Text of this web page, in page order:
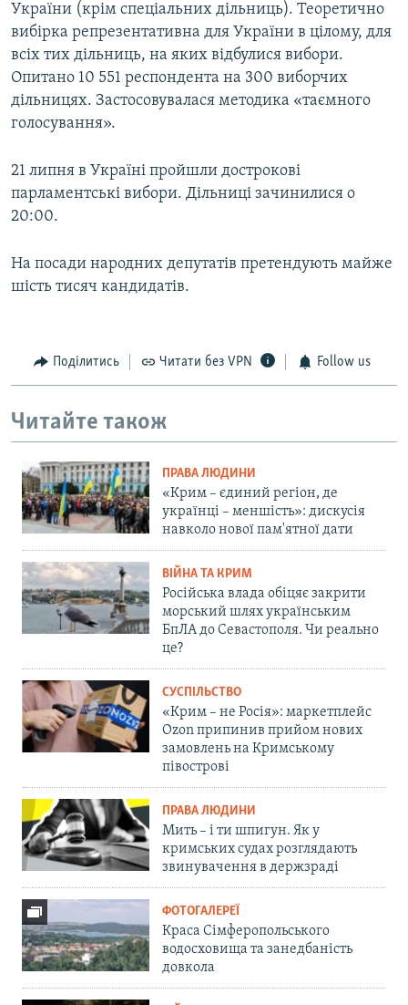
України (крім спеціальних дільниць). Теоретично
вибірка репрезентативна для України в цілому, для
всіх тих дільниць, на яких відбулися вибори.
Опитано 10 551 респондента на 300 виборчих
дільницях. Застосовувалася методика «таємного
голосування».
21 липня в Україні пройшли дострокові
парламентські вибори. Дільниці зачинилися о
20:00.
На посади народних депутатів претендують майже
шість тисяч кандидатів.
Поділитись Читати без VPN Follow us
Читайте також
ПРАВА ЛЮДИНИ
«Крим – єдиний регіон, де
українці – меншість»: дискусія
навколо нової пам'ятної дати
ВІЙНА ТА КРИМ
Російська влада обіцяє закрити
морський шлях українським
БпЛА до Севастополя. Чи реально
це?
СУСПІЛЬСТВО
«Крим – не Росія»: маркетплейс
Ozon припинив прийом нових
замовлень на Кримському
півострові
ПРАВА ЛЮДИНИ
Мить – і ти шпигун. Як у
кримських судах розглядають
звинувачення в держзраді
ФОТОГАЛЕРЕЇ
Краса Сімферопольського
водосховища та занедбаність
довкола